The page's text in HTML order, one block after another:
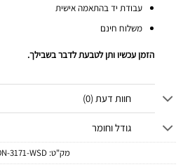
עבודת יד בהתאמה אישית
משלוח חינם
הזמן עכשיו ותן לטבעת לדבר בשבילך.
חוות דעת (0)
גודל וחומר
מק"ט: 3171-WSD